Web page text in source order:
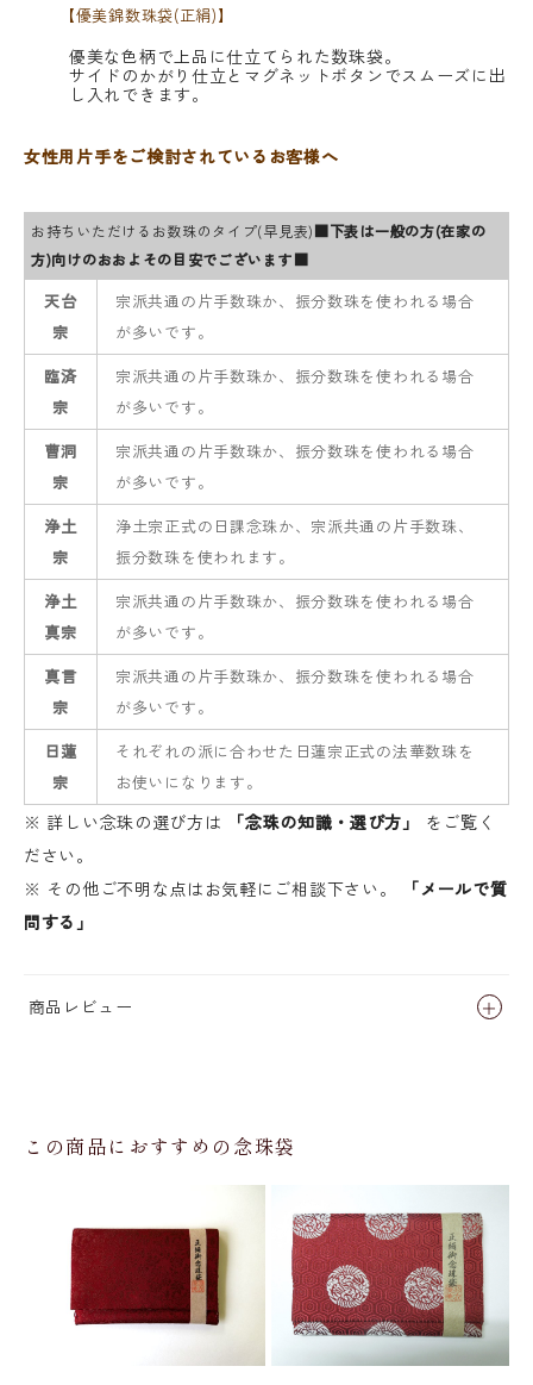
【優美錦数珠袋(正絹)】
優美な色柄で上品に仕立てられた数珠袋。
サイドのかがり仕立とマグネットボタンでスムーズに出
し入れできます。
女性用片手をご検討されているお客様へ
お持ちいただけるお数珠のタイプ(早見表)■下表は一般の方(在家の
方)向けのおおよその目安でございます■
天台
宗
宗派共通の片手数珠か、振分数珠を使われる場合
が多いです。
臨済
宗
宗派共通の片手数珠か、振分数珠を使われる場合
が多いです。
曹洞
宗
宗派共通の片手数珠か、振分数珠を使われる場合
が多いです。
浄土
宗
浄土宗正式の日課念珠か、宗派共通の片手数珠、
振分数珠を使われます。
浄土
真宗
宗派共通の片手数珠か、振分数珠を使われる場合
が多いです。
真言
宗
宗派共通の片手数珠か、振分数珠を使われる場合
が多いです。
日蓮
宗
それぞれの派に合わせた日蓮宗正式の法華数珠を
お使いになります。
※ 詳しい念珠の選び方は 「念珠の知識・選び方」
をご覧く
ださい。
※ その他ご不明な点はお気軽にご相談下さい。
「メールで質
問する」
商品レビュー
この商品におすすめの念珠袋